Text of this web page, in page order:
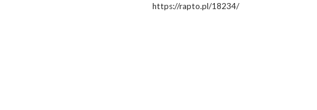
https://rapto.pl/18234/